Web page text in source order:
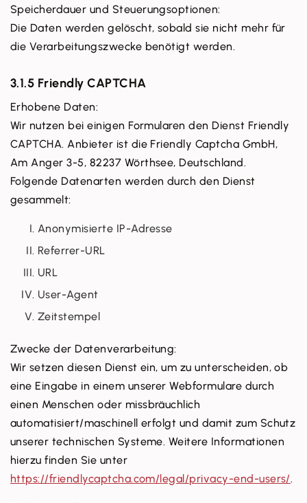
Speicherdauer und Steuerungsoptionen:
Die Daten werden gelöscht, sobald sie nicht mehr für
die Verarbeitungszwecke benötigt werden.
3.1.5 Friendly CAPTCHA
Erhobene Daten:
Wir nutzen bei einigen Formularen den Dienst Friendly
CAPTCHA. Anbieter ist die Friendly Captcha GmbH,
Am Anger 3-5, 82237 Wörthsee, Deutschland.
Folgende Datenarten werden durch den Dienst
gesammelt:
Anonymisierte IP-Adresse
Referrer-URL
URL
User-Agent
Zeitstempel
Zwecke der Datenverarbeitung:
Wir setzen diesen Dienst ein, um zu unterscheiden, ob
eine Eingabe in einem unserer Webformulare durch
einen Menschen oder missbräuchlich
automatisiert/maschinell erfolgt und damit zum Schutz
unserer technischen Systeme. Weitere Informationen
hierzu finden Sie unter
https://friendlycaptcha.com/legal/privacy-end-users/.